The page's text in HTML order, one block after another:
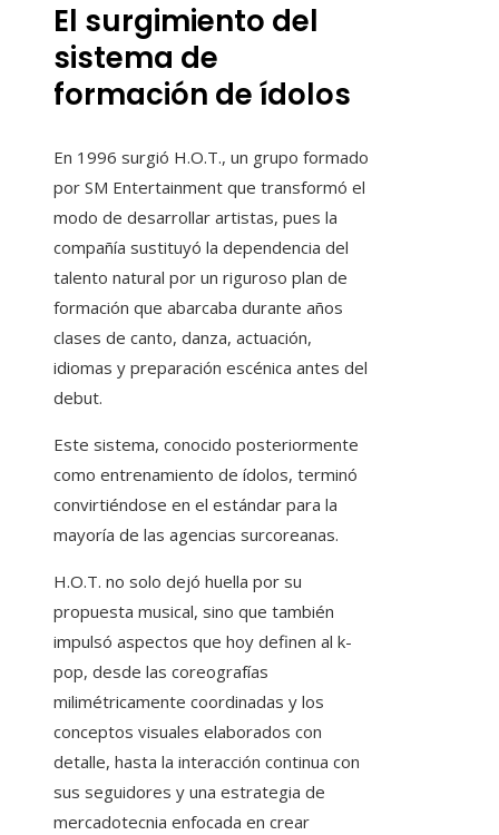
El surgimiento del
sistema de
formación de ídolos
En 1996 surgió H.O.T., un grupo formado
por SM Entertainment que transformó el
modo de desarrollar artistas, pues la
compañía sustituyó la dependencia del
talento natural por un riguroso plan de
formación que abarcaba durante años
clases de canto, danza, actuación,
idiomas y preparación escénica antes del
debut.
Este sistema, conocido posteriormente
como entrenamiento de ídolos, terminó
convirtiéndose en el estándar para la
mayoría de las agencias surcoreanas.
H.O.T. no solo dejó huella por su
propuesta musical, sino que también
impulsó aspectos que hoy definen al k-
pop, desde las coreografías
milimétricamente coordinadas y los
conceptos visuales elaborados con
detalle, hasta la interacción continua con
sus seguidores y una estrategia de
mercadotecnia enfocada en crear